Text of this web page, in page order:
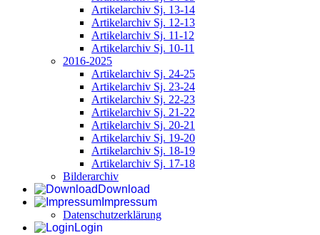
Artikelarchiv Sj. 13-14
Artikelarchiv Sj. 12-13
Artikelarchiv Sj. 11-12
Artikelarchiv Sj. 10-11
2016-2025
Artikelarchiv Sj. 24-25
Artikelarchiv Sj. 23-24
Artikelarchiv Sj. 22-23
Artikelarchiv Sj. 21-22
Artikelarchiv Sj. 20-21
Artikelarchiv Sj. 19-20
Artikelarchiv Sj. 18-19
Artikelarchiv Sj. 17-18
Bilderarchiv
Download
Impressum
Datenschutzerklärung
Login